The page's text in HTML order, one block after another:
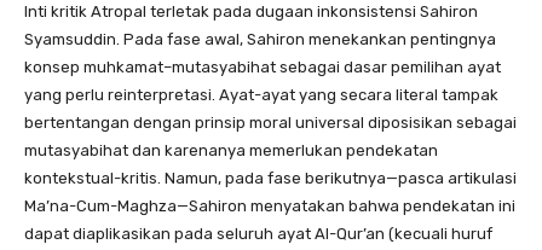
Inti kritik Atropal terletak pada dugaan inkonsistensi Sahiron
Syamsuddin. Pada fase awal, Sahiron menekankan pentingnya
konsep muhkamat–mutasyabihat sebagai dasar pemilihan ayat
yang perlu reinterpretasi. Ayat-ayat yang secara literal tampak
bertentangan dengan prinsip moral universal diposisikan sebagai
mutasyabihat dan karenanya memerlukan pendekatan
kontekstual-kritis. Namun, pada fase berikutnya—pasca artikulasi
Ma’na-Cum-Maghza—Sahiron menyatakan bahwa pendekatan ini
dapat diaplikasikan pada seluruh ayat Al-Qur’an (kecuali huruf